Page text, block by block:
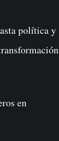
política y
en